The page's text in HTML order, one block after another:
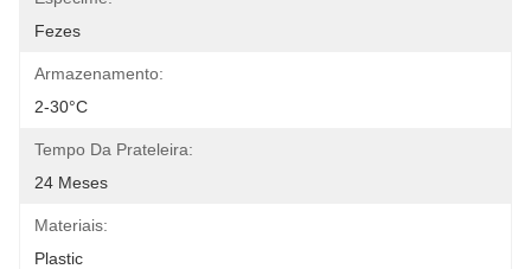
Fezes
Armazenamento:
2-30°C
Tempo Da Prateleira:
24 Meses
Materiais:
Plastic